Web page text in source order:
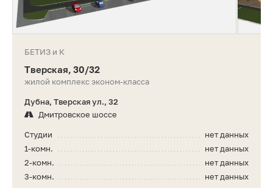
БЕТИЗ и К
Тверская, 30/32
жилой комплекс эконом-класса
Дубна, Тверская ул., 32
Дмитровское шоссе
нет данных
Студии
нет данных
1-комн.
нет данных
2-комн.
нет данных
3-комн.